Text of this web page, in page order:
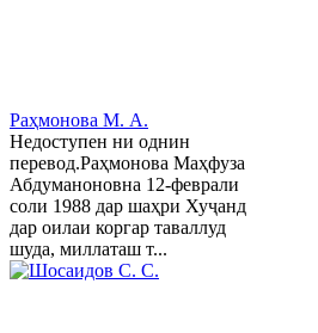
Раҳмонова М. А.
Недоступен ни однин
перевод.Раҳмонова Маҳфуза
Абдуманоновна 12-феврали
соли 1988 дар шаҳри Хуҷанд
дар оилаи коргар таваллуд
шуда, миллаташ т...